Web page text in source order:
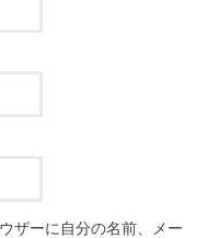
ザーに自分の名前、メー